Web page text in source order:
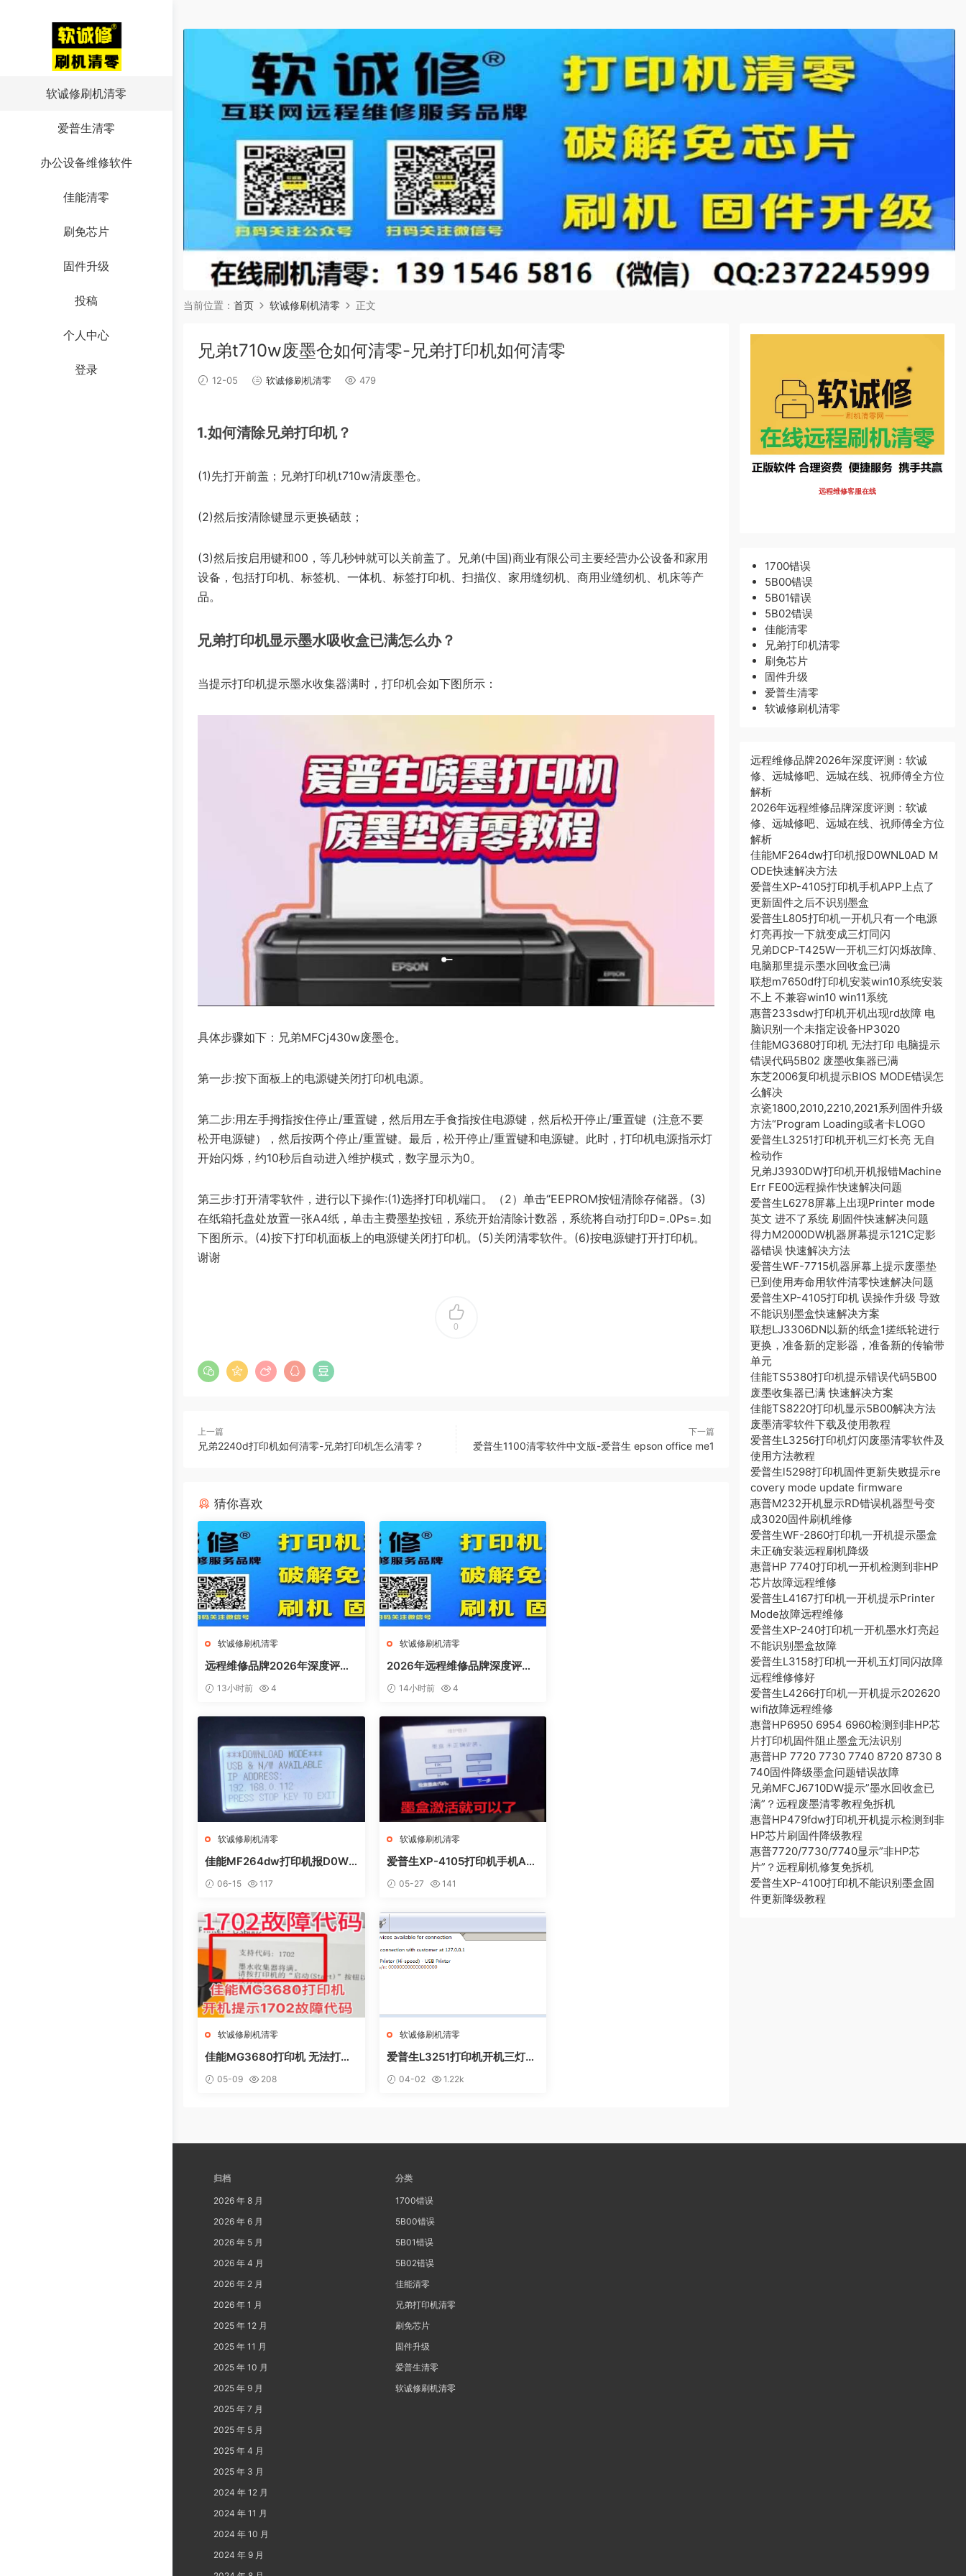
软诚修刷机清零
爱普生清零
办公设备维修软件
佳能清零
刷免芯片
固件升级
投稿
个人中心
登录
当前位置： 首页 软诚修刷机清零 正文
兄弟t710w废墨仓如何清零-兄弟打印机如何清零
12-05 软诚修刷机清零 479
1.如何清除兄弟打印机？
(1)先打开前盖；兄弟打印机t710w清废墨仓。
(2)然后按清除键显示更换硒鼓；
(3)然后按启用键和00，等几秒钟就可以关前盖了。兄弟(中国)商业有限公司主要经营办公设备和家用
设备，包括打印机、标签机、一体机、标签打印机、扫描仪、家用缝纫机、商用业缝纫机、机床等产
品。
兄弟打印机显示墨水吸收盒已满怎么办？
当提示打印机提示墨水收集器满时，打印机会如下图所示：
具体步骤如下：兄弟MFCj430w废墨仓。
第一步:按下面板上的电源键关闭打印机电源。
第二步:用左手拇指按住停止/重置键，然后用左手食指按住电源键，然后松开停止/重置键（注意不要
松开电源键），然后按两个停止/重置键。最后，松开停止/重置键和电源键。此时，打印机电源指示灯
开始闪烁，约10秒后自动进入维护模式，数字显示为0。
第三步:打开清零软件，进行以下操作:(1)选择打印机端口。（2）单击“EEPROM按钮清除存储器。(3)
在纸箱托盘处放置一张A4纸，单击主费墨垫按钮，系统开始清除计数器，系统将自动打印D=.0Ps=.如
下图所示。(4)按下打印机面板上的电源键关闭打印机。(5)关闭清零软件。(6)按电源键打开打印机。
谢谢
0
上一篇
兄弟2240d打印机如何清零-兄弟打印机怎么清零？
下一篇
爱普生1100清零软件中文版-爱普生 epson office me1
猜你喜欢
软诚修刷机清零
远程维修品牌2026年深度评
线、祝师傅全方位解析
13小时前 4
软诚修刷机清零
2026年远程维修品牌深度评
线、祝师傅全方位解析
14小时前 4
软诚修刷机清零
佳能MF264dw打印机报D0WN
06-15 117
软诚修刷机清零
爱普生XP-4105打印机手机AP
盒 05-27 141
软诚修刷机清零
佳能MG3680打印机 无法打印
集器已满
05-09 208
软诚修刷机清零
爱普生L3251打印机开机三灯长
04-02 1.22k
远程维修客服在线
1700错误
5B00错误
5B01错误
5B02错误
佳能清零
兄弟打印机清零
刷免芯片
固件升级
爱普生清零
软诚修刷机清零
远程维修品牌2026年深度评测：软诚
修、远城修吧、远城在线、祝师傅全方位
解析
2026年远程维修品牌深度评测：软诚
修、远城修吧、远城在线、祝师傅全方位
解析
佳能MF264dw打印机报D0WNL0AD M
ODE快速解决方法
爱普生XP-4105打印机手机APP上点了
更新固件之后不识别墨盒
爱普生L805打印机一开机只有一个电源
灯亮再按一下就变成三灯同闪
兄弟DCP-T425W一开机三灯闪烁故障、
电脑那里提示墨水回收盒已满
联想m7650df打印机安装win10系统安装
不上 不兼容win10 win11系统
惠普233sdw打印机开机出现rd故障 电
脑识别一个未指定设备HP3020
佳能MG3680打印机 无法打印 电脑提示
错误代码5B02 废墨收集器已满
东芝2006复印机提示BIOS MODE错误怎
么解决
京瓷1800,2010,2210,2021系列固件升级
方法“Program Loading或者卡LOGO
爱普生L3251打印机开机三灯长亮 无自
检动作
兄弟J3930DW打印机开机报错Machine
Err FE00远程操作快速解决问题
爱普生L6278屏幕上出现Printer mode
英文 进不了系统 刷固件快速解决问题
得力M2000DW机器屏幕提示121C定影
器错误 快速解决方法
爱普生WF-7715机器屏幕上提示废墨垫
已到使用寿命用软件清零快速解决问题
爱普生XP-4105打印机 误操作升级 导致
不能识别墨盒快速解决方案
联想LJ3306DN以新的纸盒1搓纸轮进行
更换，准备新的定影器，准备新的传输带
单元
佳能TS5380打印机提示错误代码5B00
废墨收集器已满 快速解决方案
佳能TS8220打印机显示5B00解决方法
废墨清零软件下载及使用教程
爱普生L3256打印机灯闪废墨清零软件及
使用方法教程
爱普生l5298打印机固件更新失败提示re
covery mode update firmware
惠普M232开机显示RD错误机器型号变
成3020固件刷机维修
爱普生WF-2860打印机一开机提示墨盒
未正确安装远程刷机降级
惠普HP 7740打印机一开机检测到非HP
芯片故障远程维修
爱普生L4167打印机一开机提示Printer
Mode故障远程维修
爱普生XP-240打印机一开机墨水灯亮起
不能识别墨盒故障
爱普生L3158打印机一开机五灯同闪故障
远程维修修好
爱普生L4266打印机一开机提示202620
wifi故障远程维修
惠普HP6950 6954 6960检测到非HP芯
片打印机固件阻止墨盒无法识别
惠普HP 7720 7730 7740 8720 8730 8
740固件降级墨盒问题错误故障
兄弟MFCJ6710DW提示”墨水回收盒已
满”？远程废墨清零教程免拆机
惠普HP479fdw打印机开机提示检测到非
HP芯片刷固件降级教程
惠普7720/7730/7740显示”非HP芯
片”？远程刷机修复免拆机
爱普生XP-4100打印机不能识别墨盒固
件更新降级教程
归档
2026 年 8 月
2026 年 6 月
2026 年 5 月
2026 年 4 月
2026 年 2 月
2026 年 1 月
2025 年 12 月
2025 年 11 月
2025 年 10 月
2025 年 9 月
2025 年 7 月
2025 年 5 月
2025 年 4 月
2025 年 3 月
2024 年 12 月
2024 年 11 月
2024 年 10 月
2024 年 9 月
分类
1700错误
5B00错误
5B01错误
5B02错误
佳能清零
兄弟打印机清零
刷免芯片
固件升级
爱普生清零
软诚修刷机清零